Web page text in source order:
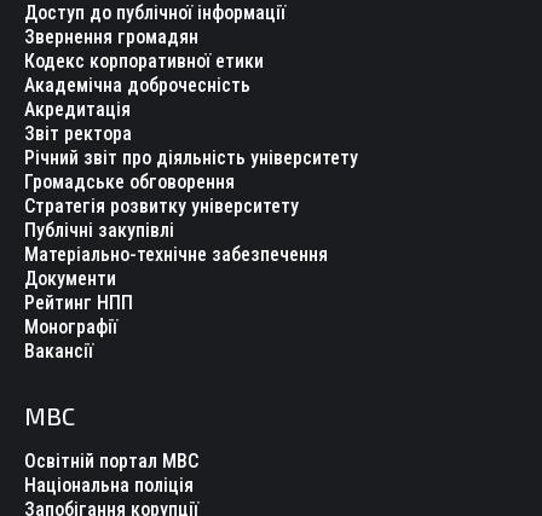
Доступ до публічної інформації
Звернення громадян
Кодекс корпоративної етики
Академічна доброчесність
Акредитація
Звіт ректора
Річний звіт про діяльність університету
Громадське обговорення
Стратегія розвитку університету
Публічні закупівлі
Матеріально-технічне забезпечення
Документи
Рейтинг НПП
Монографії
Вакансії
МВС
Освітній портал МВС
Національна поліція
Запобігання корупції